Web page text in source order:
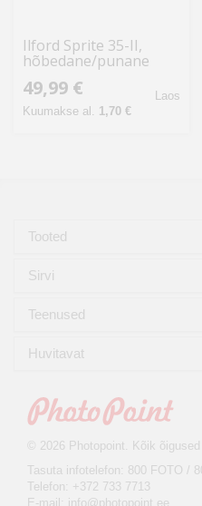
Ilford Sprite 35-II,
hõbedane/punane
49,99 €
Kuumakse al. 1,70 €
Laos
Tooted
Sirvi
Teenused
Huvitavat
© 2026 Photopoint. Kõik
Tasuta infotelefon: 800 FOTO /
Telefon: +372 733 7713
E-mail: info@photopoint.ee